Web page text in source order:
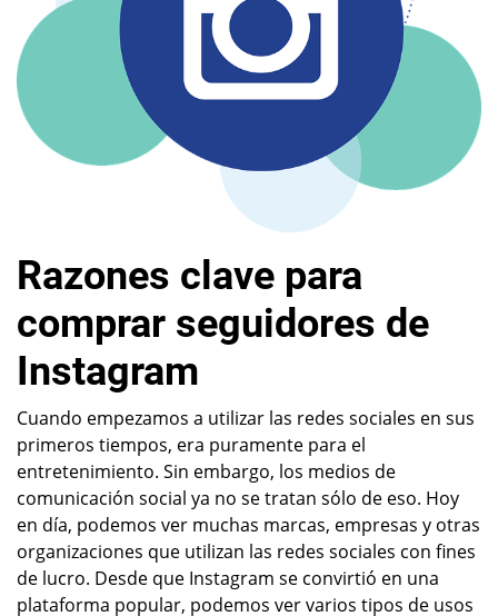
Razones clave para
comprar seguidores de
Instagram
Cuando empezamos a utilizar las redes sociales en sus
primeros tiempos, era puramente para el
entretenimiento. Sin embargo, los medios de
comunicación social ya no se tratan sólo de eso. Hoy
en día, podemos ver muchas marcas, empresas y otras
organizaciones que utilizan las redes sociales con fines
de lucro. Desde que Instagram se convirtió en una
plataforma popular, podemos ver varios tipos de usos